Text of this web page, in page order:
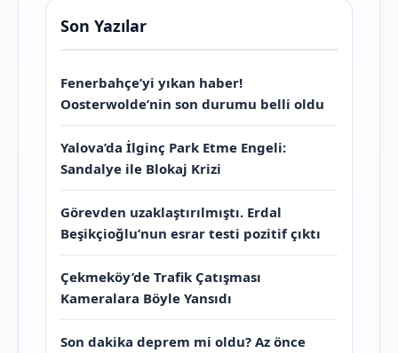
Son Yazılar
Fenerbahçe’yi yıkan haber!
Oosterwolde’nin son durumu belli oldu
Yalova’da İlginç Park Etme Engeli:
Sandalye ile Blokaj Krizi
Görevden uzaklaştırılmıştı. Erdal
Beşikçioğlu’nun esrar testi pozitif çıktı
Çekmeköy’de Trafik Çatışması
Kameralara Böyle Yansıdı
Son dakika deprem mi oldu? Az önce